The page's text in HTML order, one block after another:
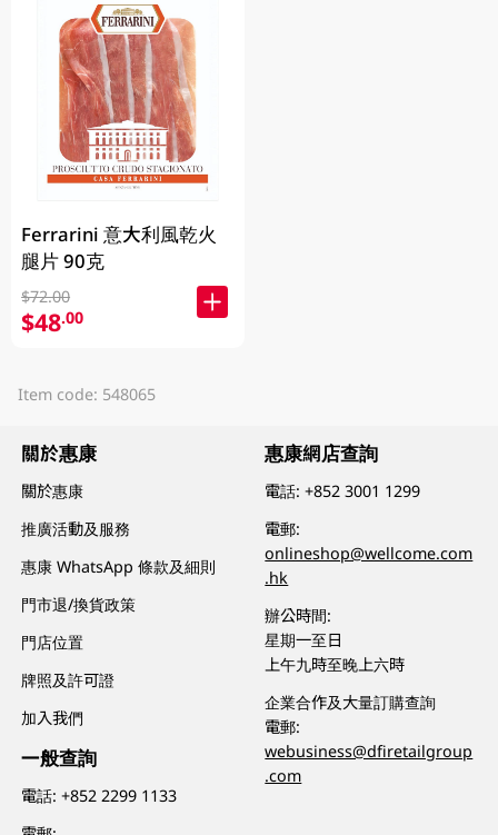
Ferrarini 意大利風乾火
腿片 90克
$72.00
$48.00
Item code: 548065
關於惠康
關於惠康
推廣活動及服務
惠康 WhatsApp 條款及細則
門市退/換貨政策
門店位置
牌照及許可證
加入我們
一般查詢
電話:+852 2299 1133
惠康網店查詢
電話:+852 3001 1299
電郵:
onlineshop@wellcome.com
.hk
辦公時間:
星期一至日
上午九時至晚上六時
企業合作及大量訂購查詢
電郵:
webusiness@dfiretailgroup
.com